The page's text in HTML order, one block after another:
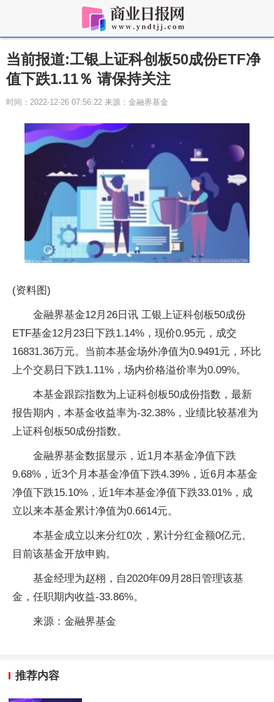
当前报道:工银上证科创板50成份ETF净
值下跌1.11％ 请保持关注
时间：2022-12-26 07:56:22 来源：金融界基金
(资料图)
金融界基金12月26日讯 工银上证科创板50成份
ETF基金12月23日下跌1.14%，现价0.95元，成交
16831.36万元。当前本基金场外净值为0.9491元，环比
上个交易日下跌1.11%，场内价格溢价率为0.09%。
本基金跟踪指数为上证科创板50成份指数，最新
报告期内，本基金收益率为-32.38%，业绩比较基准为
上证科创板50成份指数。
金融界基金数据显示，近1月本基金净值下跌
9.68%，近3个月本基金净值下跌4.39%，近6月本基金
净值下跌15.10%，近1年本基金净值下跌33.01%，成
立以来本基金累计净值为0.6614元。
本基金成立以来分红0次，累计分红金额0亿元。
目前该基金开放申购。
基金经理为赵栩，自2020年09月28日管理该基
金，任职期内收益-33.86%。
来源：金融界基金
推荐内容